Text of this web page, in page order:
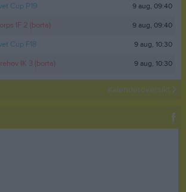
Cup P19 9 aug, 09:40
IF 2 (borta) 9 aug, 09:40
Cup F18 9 aug, 10:30
IK 3 (borta) 9 aug, 10:30
Kalenderöversikt